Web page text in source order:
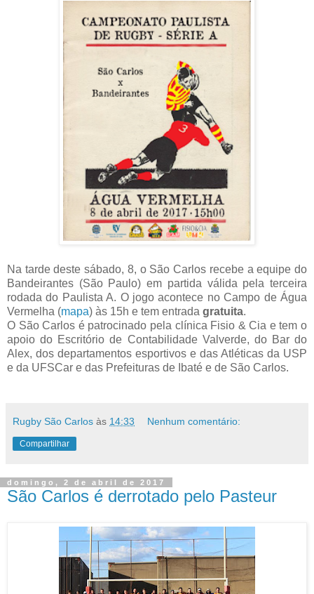
Na tarde deste sábado, 8, o São Carlos recebe a equipe do
Bandeirantes (São Paulo) em partida válida pela terceira
rodada do Paulista A. O jogo acontece no Campo de Água
Vermelha (mapa) às 15h e tem entrada gratuita.
O São Carlos é patrocinado pela clínica Fisio & Cia e tem o
apoio do Escritório de Contabilidade Valverde, do Bar do
Alex, dos departamentos esportivos e das Atléticas da USP
e da UFSCar e das Prefeituras de Ibaté e de São Carlos.
Rugby São Carlos às 14:33 Nenhum comentário:
Compartilhar
domingo, 2 de abril de 2017
São Carlos é derrotado pelo Pasteur